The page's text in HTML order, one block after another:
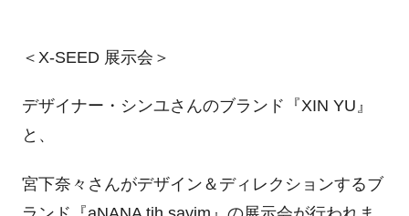
＜X-SEED 展示会＞
デザイナー・シンユさんのブランド『XIN YU』
と、
宮下奈々さんがデザイン＆ディレクションするブ